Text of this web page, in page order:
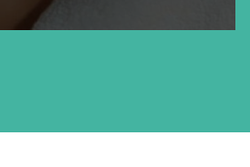
the lipid barrier and